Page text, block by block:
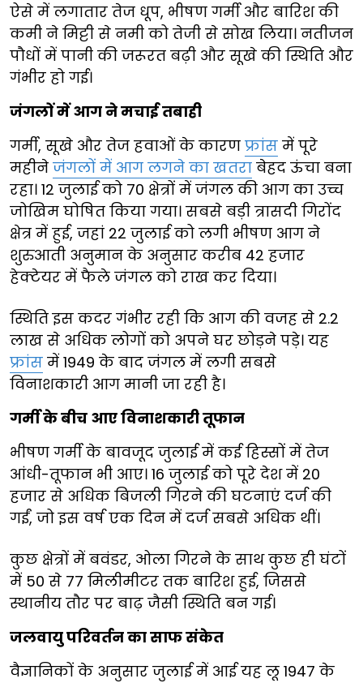
ऐसे में लगातार तेज धूप, भीषण गर्मी और बारिश की
कमी ने मिट्टी से नमी को तेजी से सोख लिया। नतीजन
पौधों में पानी की जरूरत बढ़ी और सूखे की स्थिति और
गंभीर हो गई।
जंगलों में आग ने मचाई तबाही
गर्मी, सूखे और तेज हवाओं के कारण फ्रांस में पूरे
महीने जंगलों में आग लगने का खतरा बेहद ऊंचा बना
रहा। 12 जुलाई को 70 क्षेत्रों में जंगल की आग का उच्च
जोखिम घोषित किया गया। सबसे बड़ी त्रासदी गिरोंद
क्षेत्र में हुई, जहां 22 जुलाई को लगी भीषण आग ने
शुरुआती अनुमान के अनुसार करीब 42 हजार
हेक्टेयर में फैले जंगल को राख कर दिया।
स्थिति इस कदर गंभीर रही कि आग की वजह से 2.2
लाख से अधिक लोगों को अपने घर छोड़ने पड़े। यह
फ्रांस में 1949 के बाद जंगल में लगी सबसे
विनाशकारी आग मानी जा रही है।
गर्मी के बीच आए विनाशकारी तूफान
भीषण गर्मी के बावजूद जुलाई में कई हिस्सों में तेज
आंधी-तूफान भी आए। 16 जुलाई को पूरे देश में 20
हजार से अधिक बिजली गिरने की घटनाएं दर्ज की
गईं, जो इस वर्ष एक दिन में दर्ज सबसे अधिक थीं।
कुछ क्षेत्रों में बवंडर, ओला गिरने के साथ कुछ ही घंटों
में 50 से 77 मिलीमीटर तक बारिश हुई, जिससे
स्थानीय तौर पर बाढ़ जैसी स्थिति बन गई।
जलवायु परिवर्तन का साफ संकेत
वैज्ञानिकों के अनुसार जुलाई में आई यह लू 1947 के